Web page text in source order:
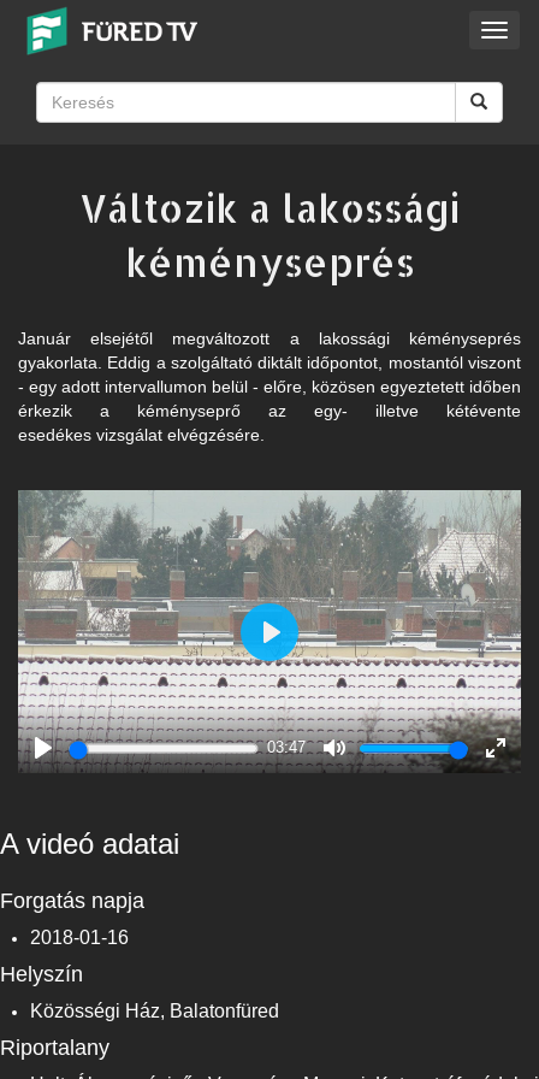
Változik a lakossági
kéményseprés
Január elsejétől megváltozott a lakossági kéményseprés
gyakorlata. Eddig a szolgáltató diktált időpontot, mostantól viszont
- egy adott intervallumon belül - előre, közösen egyeztetett időben
érkezik a kéményseprő az egy- illetve kétévente
esedékes vizsgálat elvégzésére.
Play
03:47
Mute
Enter
Play
A videó adatai
Forgatás napja
2018-01-16
Helyszín
Közösségi Ház, Balatonfüred
Riportalany